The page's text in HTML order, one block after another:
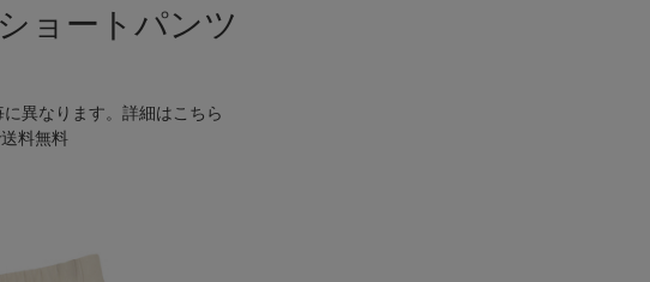
ョートパンツ
異なります。詳細はこちら
送料無料